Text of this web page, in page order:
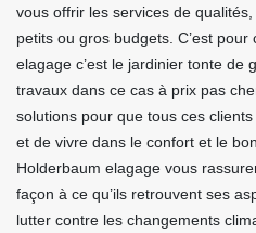
vous offrir les services de
petits ou gros budgets. C’est
elagage c’est le jardinier tonte de
travaux dans ce cas à prix pas
solutions pour que tous ces
et de vivre dans le confort et le
Holderbaum elagage vous
façon à ce qu’ils retrouvent ses
lutter contre les changements